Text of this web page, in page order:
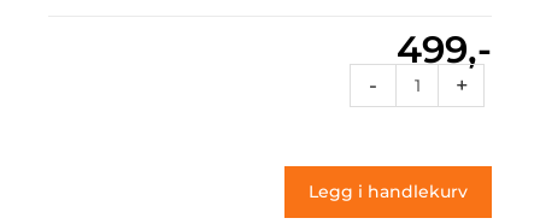
499,-
-
237
antall
+
Legg i handlekurv